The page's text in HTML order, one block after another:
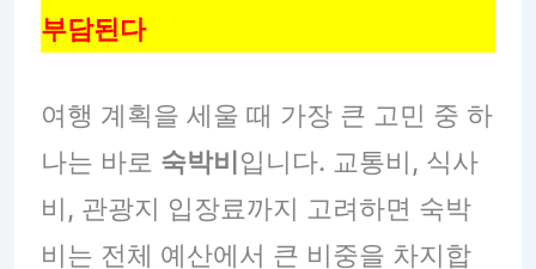
부담된다
여행 계획을 세울 때 가장 큰 고민 중 하
나는 바로 숙박비 입니다. 교통비, 식사
비, 관광지 입장료까지 고려하면 숙박
비는 전체 예산에서 큰 비중을 차지합